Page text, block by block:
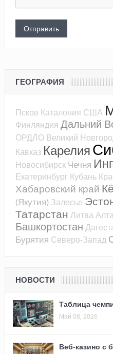
ГЕОГРАФИЯ
Псков Каталония США
Финляндия Дальний
ОРДЛО Великий
Кавказ Карелия
Новосибирск Чечня
Екатеринбург Кубань
Хабаровский край
(Якутия) Залесье
Татарстан Литва
Башкортостан
Бурятия Северо-Запад
НОВОСТИ
Таблица
Май 08, 2026
Веб-казино с